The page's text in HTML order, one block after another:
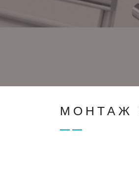
МОНТАЖ